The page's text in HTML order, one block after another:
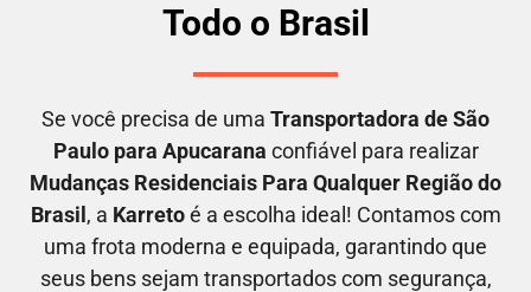
Todo o Brasil
Se você precisa de uma Transportadora de São
Paulo para Apucarana confiável para realizar
Mudanças Residenciais Para Qualquer Região do
Brasil , a Karretoé a escolha ideal! Contamos com
uma frota moderna e equipada, garantindo que
seus bens sejam transportados com segurança,